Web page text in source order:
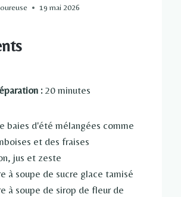
19 mai 2026
: 20 minutes
baies d'été mélangées comme
et des fraises
jus et zeste
à soupe de sucre glace tamisé
à soupe de sirop de fleur de